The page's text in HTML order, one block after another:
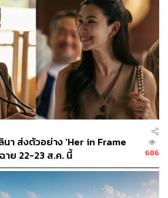
นติศรีสกุล
านแสงอาทิตย์ทุ่นลอยน้ำ
บมจ.บี.กริม เพาเวอร์ (BGRIM)
ตแห่งประเทศไทย (กฟผ.)
าทะ
B.GRIMM POWER
า ส่งตัวอย่าง ‘Her in Frame
าย 22-23 ส.ค. นี้
686